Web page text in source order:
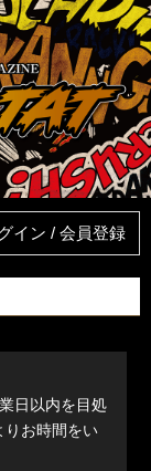
イン / 会員登録
日以内を目処
りお時間をい